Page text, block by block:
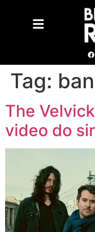
Tag:
The
video do